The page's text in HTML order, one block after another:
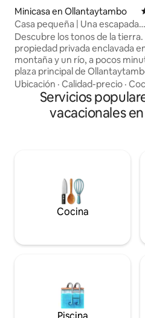
Minicasa en Ollantaytambo
Casa pequeña | Una escapada
acogedora en la naturaleza
Descubre los tonos de la tierra.
propiedad privada enclavada
montaña y un río, a pocos
plaza principal de
Valle Sagrado del Perú. Esta pequeña
casa incorpora una cama
hundida, creando un espacio
íntimo mientras te despiertas
propiedad, incluida una
8x10 metros. ¡Entra en la
Ubicación · Calidad-precio ·
Servicios
vacacionales
Cocina